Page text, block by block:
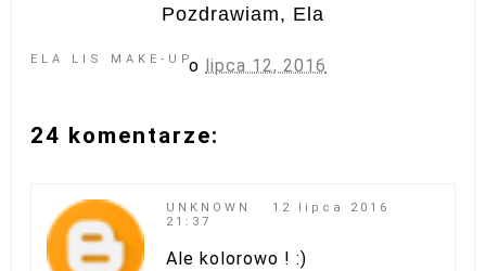
Pozdrawiam, Ela
ELA LIS MAKE-UPo lipca 12, 2016
24 komentarze:
UNKNOWN
12 lipca 2016
21:37
Ale kolorowo ! :)